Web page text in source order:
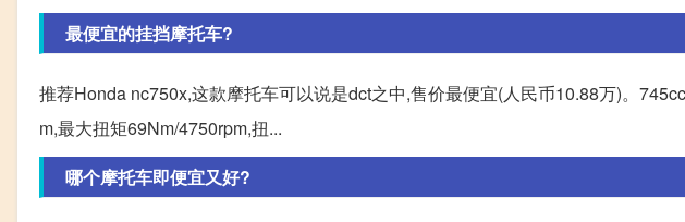
最便宜的挂挡摩托车?
推荐Honda nc750x,这款摩托车可以说是dct之中,售价最便宜(人民币10.88万)。
m,最大扭矩69Nm/4750rpm,扭...
哪个摩托车即便宜又好?